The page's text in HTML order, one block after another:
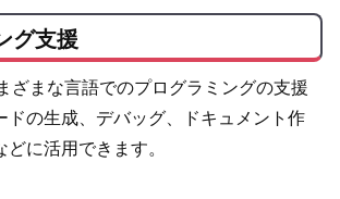
グ支援
ざまな言語でのプログラミングの支援
ドの生成、デバッグ、ドキュメント作
に活用できます。